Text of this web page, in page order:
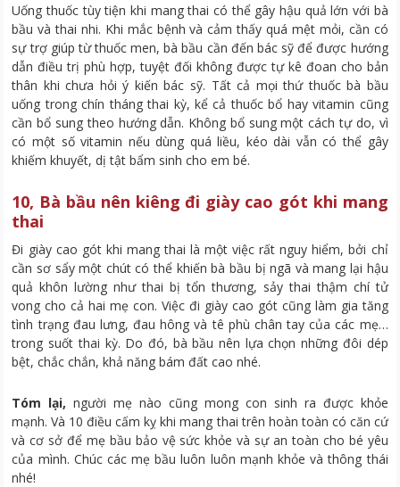
Uống thuốc tùy tiện khi mang thai có thể gây hậu quả lớn với bà
bầu và thai nhi. Khi mắc bệnh và cảm thấy quá mệt mỏi, cần có
sự trợ giúp từ thuốc men, bà bầu cần đến bác sỹ để được hướng
dẫn điều trị phù hợp, tuyệt đối không được tự kê đoan cho bản
thân khi chưa hỏi ý kiến bác sỹ. Tất cả mọi thứ thuốc bà bầu
uống trong chín tháng thai kỳ, kể cả thuốc bổ hay vitamin cũng
cần bổ sung theo hướng dẫn. Không bổ sung một cách tự do, vì
có một số vitamin nếu dùng quá liều, kéo dài vẫn có thể gây
khiếm khuyết, dị tật bẩm sinh cho em bé.
10, Bà bầu nên kiêng đi giày cao gót khi mang
thai
Đi giày cao gót khi mang thai là một việc rất nguy hiểm, bởi chỉ
cần sơ sẩy một chút có thể khiến bà bầu bị ngã và mang lại hậu
quả khôn lường như thai bị tổn thương, sảy thai thậm chí tử
vong cho cả hai mẹ con. Việc đi giày cao gót cũng làm gia tăng
tình trạng đau lưng, đau hông và tê phù chân tay của các mẹ…
trong suốt thai kỳ. Do đó, bà bầu nên lựa chọn những đôi dép
bệt, chắc chắn, khả năng bám đất cao nhé.
Tóm lại, người mẹ nào cũng mong con sinh ra được khỏe
mạnh. Và 10 điều cấm kỵ khi mang thai trên hoàn toàn có căn cứ
và cơ sở để mẹ bầu bảo vệ sức khỏe và sự an toàn cho bé yêu
của mình. Chúc các mẹ bầu luôn luôn mạnh khỏe và thông thái
nhé!